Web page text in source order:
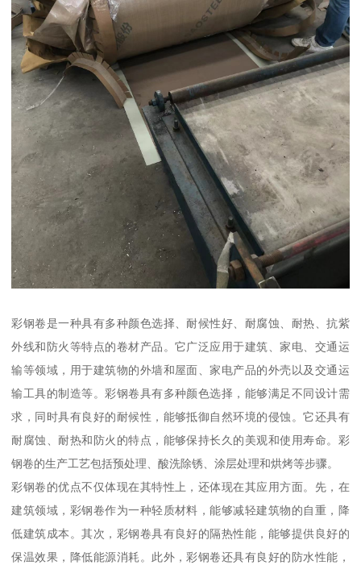
彩钢卷是一种具有多种颜色选择、耐候性好、耐腐蚀、耐热、抗紫
外线和防火等特点的卷材产品。它广泛应用于建筑、家电、交通运
输等领域，用于建筑物的外墙和屋面、家电产品的外壳以及交通运
输工具的制造等。彩钢卷具有多种颜色选择，能够满足不同设计需
求，同时具有良好的耐候性，能够抵御自然环境的侵蚀。它还具有
耐腐蚀、耐热和防火的特点，能够保持长久的美观和使用寿命。彩
钢卷的生产工艺包括预处理、酸洗除锈、涂层处理和烘烤等步骤。
彩钢卷的优点不仅体现在其特性上，还体现在其应用方面。先，在
建筑领域，彩钢卷作为一种轻质材料，能够减轻建筑物的自重，降
低建筑成本。其次，彩钢卷具有良好的隔热性能，能够提供良好的
保温效果，降低能源消耗。此外，彩钢卷还具有良好的防水性能，